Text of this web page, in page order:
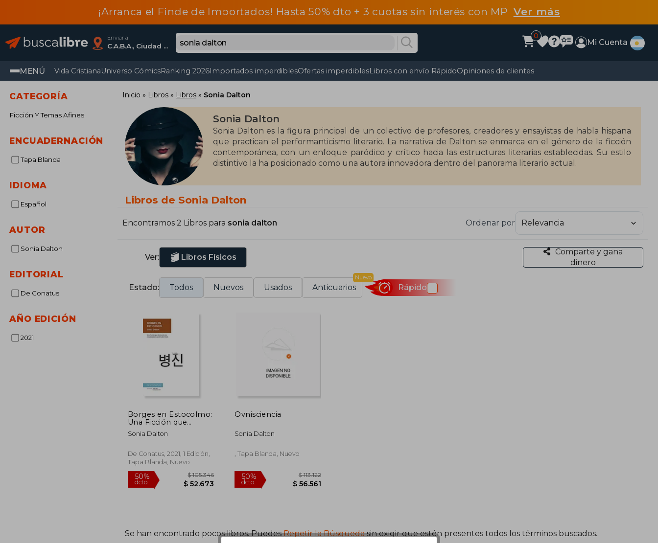
¡Arranca el Finde de Importados! Hasta 50% dto + 3 cuotas sin interés con MP Ver más
Enviar a
C.A.B.A., Ciudad Autónoma De Buenos Aires
0
Mi Cuenta
MENÚ Vida CristianaUniverso CómicsRanking 2026Importados imperdiblesOfertas imperdiblesLibros con envío RápidoOpiniones de clientes
CATEGORÍA
Ficción Y Temas Afines
ENCUADERNACIÓN
Tapa Blanda
IDIOMA
Español
AUTOR
Sonia Dalton
EDITORIAL
De Conatus
AÑO EDICIÓN
2021
Inicio Libros Libros Sonia Dalton
Sonia Dalton
Sonia Dalton es la figura principal de un colectivo de profesores, creadores y ensayistas de habla hispana
que practican el performanticismo literario. La narrativa de Dalton se enmarca en el género de la ficción
contemporánea, con un enfoque paródico y crítico hacia las estructuras literarias establecidas. Su estilo
distintivo la ha posicionado como una autora innovadora dentro del panorama literario actual.
Libros de Sonia Dalton
Encontramos 2 Libros para sonia dalton Ordenar por
Ver: Libros Físicos
Comparte y gana
dinero
Estado: Todos Nuevos Usados Anticuarios
Nuevo
Rápido
Borges en Estocolmo:
Una Ficción que
Desmonta los
Resabios de la
Qué nos Contamos
Hoy? )
Sonia Dalton
De Conatus, 2021, 1 Edición,
Tapa Blanda, Nuevo
50%
dcto. $ 52.673
Ovnisciencia
Sonia Dalton
, Tapa Blanda, Nuevo
50%
dcto. $ 56.561
Se han encontrado pocos libros. PuedesRepetir la Búsquedasin exigir que estén presentes todos los términos buscados..